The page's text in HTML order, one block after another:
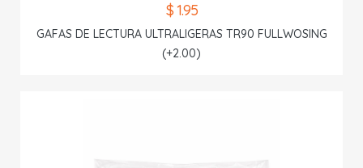
$ 1.95
GAFAS DE LECTURA ULTRALIGERAS TR90 FULLWOSING
(+2.00)